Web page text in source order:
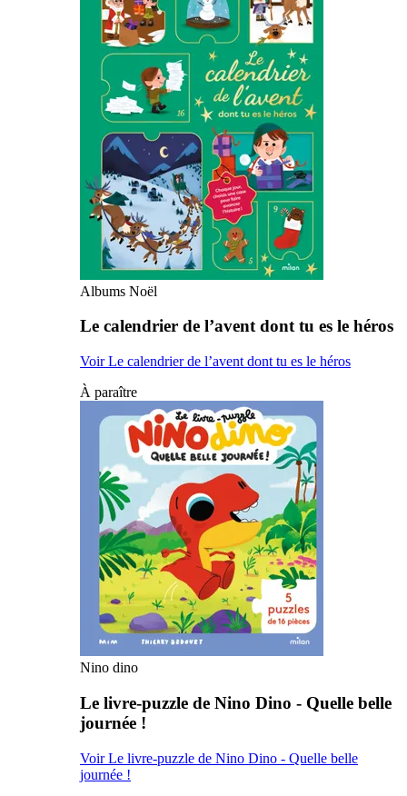
Albums Noël
Le calendrier de l’avent dont tu es le héros
Voir Le calendrier de l’avent dont tu es le héros
À paraître
Nino dino
Le livre-puzzle de Nino Dino - Quelle belle
journée !
Voir Le livre-puzzle de Nino Dino - Quelle belle
journée !